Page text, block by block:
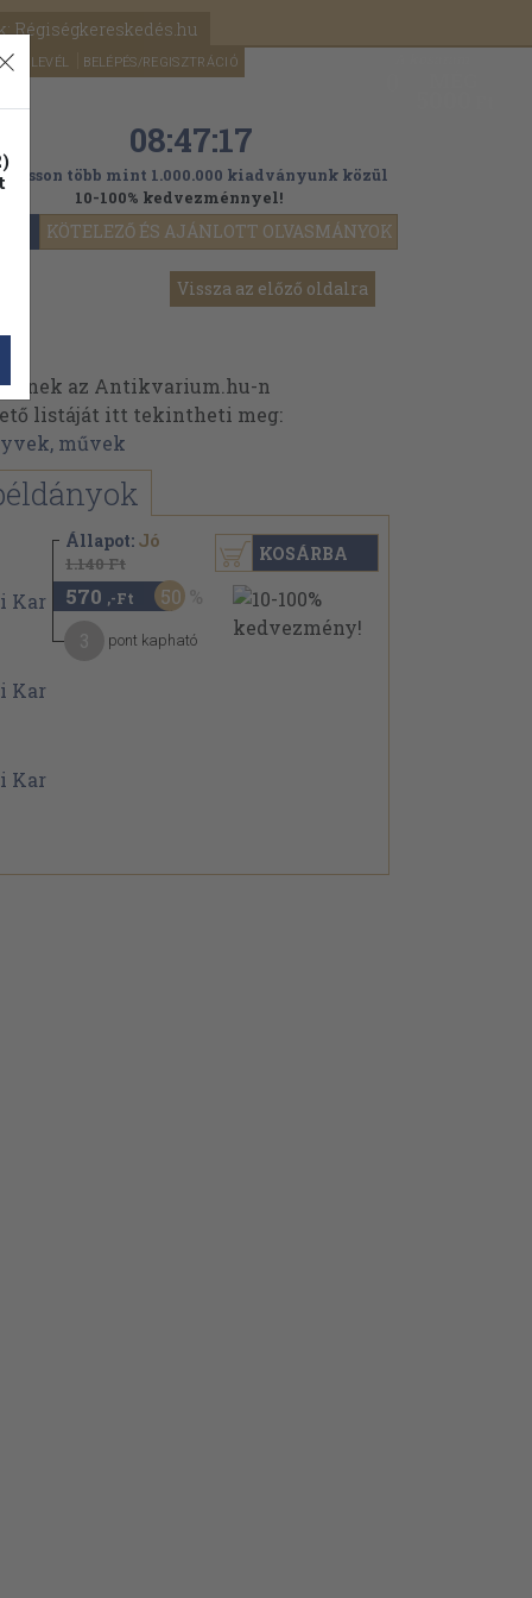
Régiségkereskedés.hu
HÍRLEVÉL BELÉPÉS/REGISZTRÁCIÓ
KÖTELEZŐ ÉS AJÁNLOTT OLVASMÁNYOK
08:47:16
több mint 1.000.000 kiadványunk közül
10-100% kedvezménnyel!
Vissza az előző oldalra
az Antikvarium.hu-n
listáját itt tekintheti meg:
művek
Állapot: Jó
1.140 Ft
570 ,-Ft 50
pont kapható
KOSÁRBA